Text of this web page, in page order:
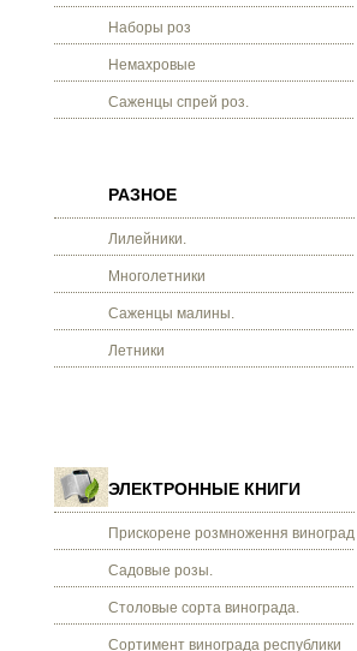
Наборы роз
Немахровые
Саженцы спрей роз.
РАЗНОЕ
Лилейники.
Многолетники
Саженцы малины.
Летники
ЭЛЕКТРОННЫЕ КНИГИ
Прискорене розмноження винограду.
Садовые розы.
Столовые сорта винограда.
Сортимент винограда республики